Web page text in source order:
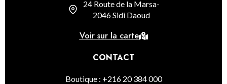
24 Route de la Marsa-
2046 Sidi Daoud
Voir sur la carte
CONTACT
Boutique : +216 20 384 000